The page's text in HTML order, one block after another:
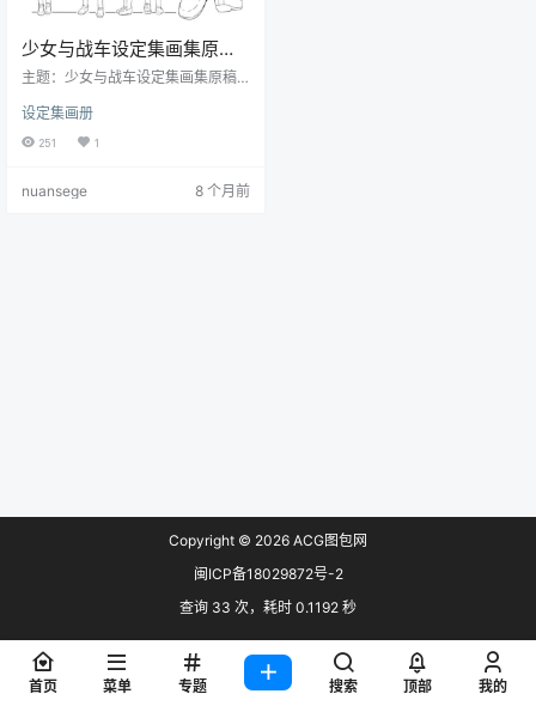
少女与战车设定集画集原稿
线稿角色三视图战车设计参
主题：少女与战车设定集画集原稿
素材 格式：JPG/PNG 数量：886
张/1.41G 画质：各大图站原上传者
设定集画册
251 1
nuansege 8 个月前
Copyright © 2026 ACG图包网
闽ICP备18029872号-2
查询 33 次，耗时 0.1192 秒
首页 菜单 专题 搜索 顶部 我的